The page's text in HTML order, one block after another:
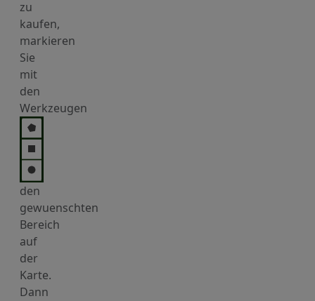
zu
kaufen,
markieren
Sie
mit
den
Werkzeugen
den
gewuenschten
Bereich
auf
der
Karte.
Dann